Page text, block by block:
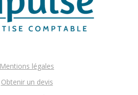
Mentions légales
Obtenir un devis